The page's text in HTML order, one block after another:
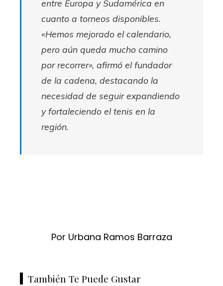
entre Europa y Sudamérica en
cuanto a torneos disponibles.
«Hemos mejorado el calendario,
pero aún queda mucho camino
por recorrer», afirmó el fundador
de la cadena, destacando la
necesidad de seguir expandiendo
y fortaleciendo el tenis en la
región.
Por Urbana Ramos Barraza
También Te Puede Gustar